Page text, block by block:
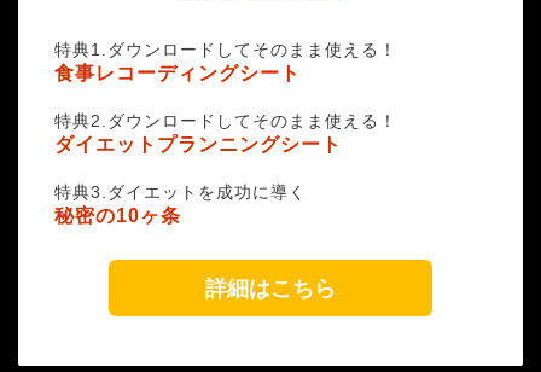
特典1.ダウンロードしてそのまま使える！
食事レコーディングシート
特典2.ダウンロードしてそのまま使える！
ダイエットプランニングシート
特典3.ダイエットを成功に導く
秘密の10ヶ条
詳細はこちら